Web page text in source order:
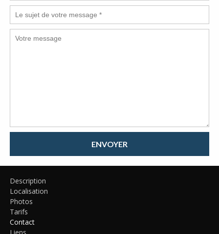
ENVOYER
Description
Localisation
Photos
Tarifs
Contact